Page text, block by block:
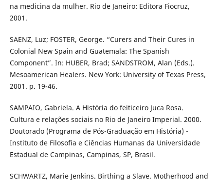
na medicina da mulher. Rio de Janeiro: Editora Fiocruz,
2001.
SAENZ, Luz; FOSTER, George. “Curers and Their Cures in
Colonial New Spain and Guatemala: The Spanish
Component”. In: HUBER, Brad; SANDSTROM, Alan (Eds.).
Mesoamerican Healers. New York: University of Texas Press,
2001. p. 19-46.
SAMPAIO, Gabriela. A História do feiticeiro Juca Rosa.
Cultura e relações sociais no Rio de Janeiro Imperial. 2000.
Doutorado (Programa de Pós-Graduação em História) -
Instituto de Filosofia e Ciências Humanas da Universidade
Estadual de Campinas, Campinas, SP, Brasil.
SCHWARTZ, Marie Jenkins. Birthing a Slave. Motherhood and